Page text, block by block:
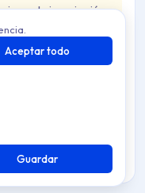
la inscripción
de
en dispositivos
se ejecuta como
el dispositivo — no
de trabajo que
móviles requiere un
Aceptar todo
Guardar